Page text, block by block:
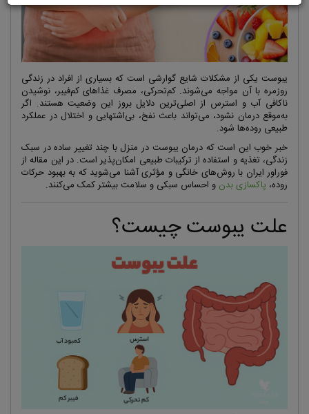
یبوست یکی از مشکلات شایع گوارشی است که بسیاری از افراد در زندگی
روزمره با آن مواجه می‌شوند. کم‌تحرکی، مصرف غذاهای کم‌فیبر، نوشیدن
ناکافی آب و استرس از اصلی‌ترین دلایل بروز این وضعیت هستند. اگر
به‌موقع درمان نشود، می‌تواند باعث نفخ، بی‌اشتهایی و اختلال در عملکرد
طبیعی روده‌ها شود.
خبر خوب این است که درمان یبوست در منزل با چند تغییر ساده در سبک
زندگی، تغذیه و استفاده از ترکیبات طبیعی امکان‌پذیر است. در این مقاله از
فوراور ایران با روش‌های خانگی و مؤثری آشنا می‌شوید که به بهبود حرکات
روده، پاکسازی بدن و احساس سبکی و سلامت بیشتر کمک می‌کنند.
علت یبوست چیست؟